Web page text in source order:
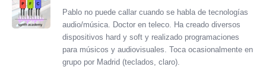
Pablo no puede callar cuando se habla de tecnologías
audio/música. Doctor en teleco. Ha creado diversos
dispositivos hard y soft y realizado programaciones
para músicos y audiovisuales. Toca ocasionalmente en
grupo por Madrid (teclados, claro).